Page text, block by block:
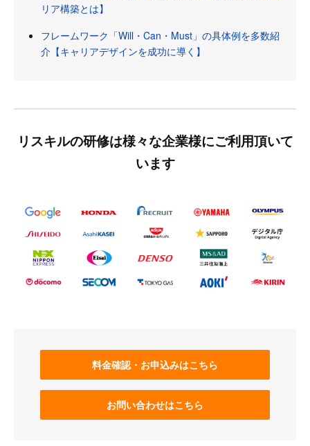
リア構築とは】
フレームワーク「Will・Can・Must」の具体例を多数紹
介【キャリアデザインを成功に導く】
リスキルの研修は様々な企業様にご利用頂いて
います
料金確認・お申込みはこちら
お問い合わせはこちら